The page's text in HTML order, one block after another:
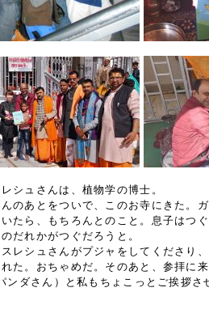
シュさんは、植物学の博士。
のあとをついで、このお寺にきた。
たら、もちろんとのこと。息子はつ
だれかがつぐだろうと。
レシュさんがプジャをしてくださり
た。おちゃめだ。そのあと、参拝に
ンダさん）と私もちょこっとご挨拶さ